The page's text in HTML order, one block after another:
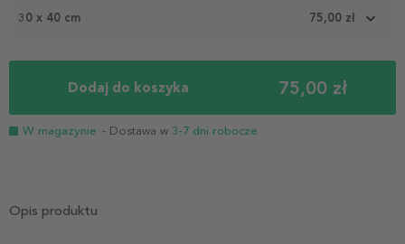
30 x 40 cm 75,00 zł
Dodaj do koszyka 75,00 zł
W magazynie - Dostawa w 3-7 dni robocze
Opis produktu